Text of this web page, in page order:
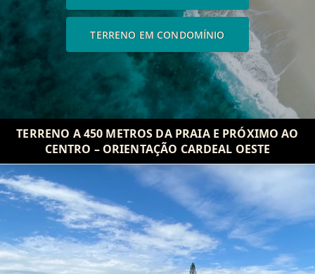
TERRENO EM CONDOMÍNIO
TERRENO A 450 METROS DA PRAIA E PRÓXIMO AO
CENTRO – ORIENTAÇÃO CARDEAL OESTE